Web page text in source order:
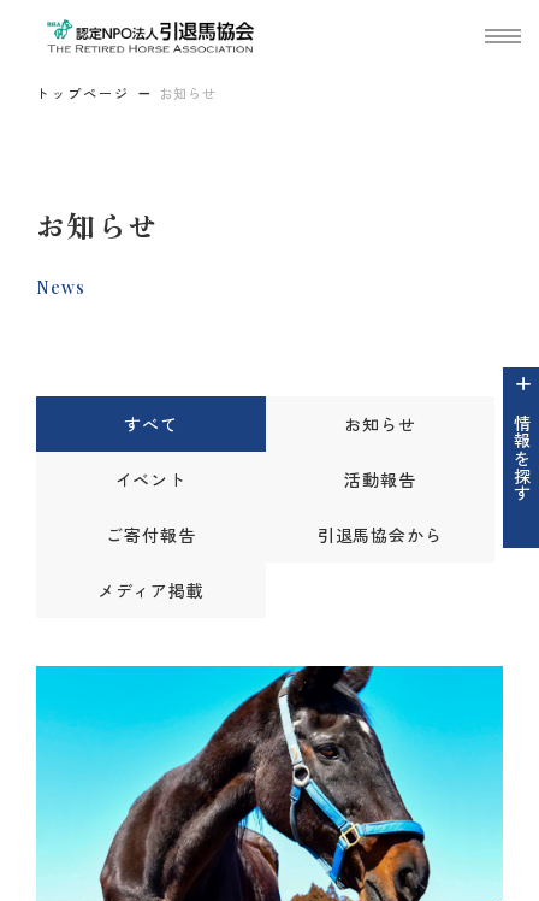
トップページ お知らせ
お知らせ
News
情報を探す
すべて お知らせ
イベント 活動報告
ご寄付報告 引退馬協会から
メディア掲載